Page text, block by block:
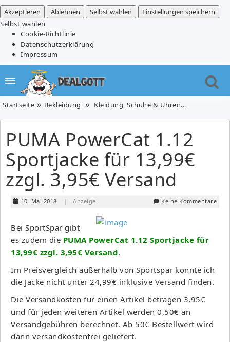
Akzeptieren
Ablehnen Selbst wählen
Einstellungen speichern
Selbst wählen
Cookie-Richtlinie
Datenschutzerklärung
Impressum
Startseite Bekleidung Kleidung, Schuhe & Uhren
PUMA PowerCat 1.12
Sportjacke für 13,99€
zzgl. 3,95€ Versand
10. Mai 2018 | Anzeige Keine Kommentare
Bei SportSpar gibt
es zudem die PUMA PowerCat 1.12 Sportjacke für
13,99€ zzgl. 3,95€ Versand.
Im Preisvergleich außerhalb von Sportspar konnte ich
die Jacke nicht unter 24,99€ inklusive Versand finden.
Die Versandkosten für einen Artikel betragen 3,95€
und für jeden weiteren Artikel werden 0,50€ an
Versandgebühren berechnet. Ab 50€ Bestellwert wird
dann versandkostenfrei geliefert.